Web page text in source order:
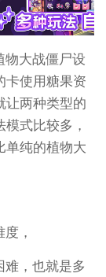
物大战僵尸设
卡使用糖果资
让两种类型的
式比较多，
单纯的植物大
，
难，也就是多